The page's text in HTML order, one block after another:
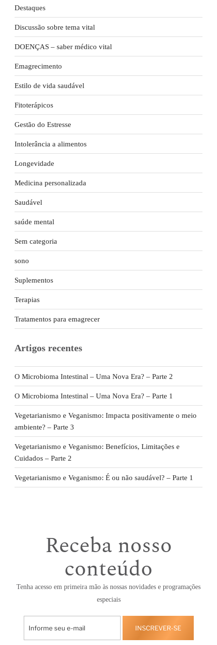
Destaques
Discussão sobre tema vital
DOENÇAS – saber médico vital
Emagrecimento
Estilo de vida saudável
Fitoterápicos
Gestão do Estresse
Intolerância a alimentos
Longevidade
Medicina personalizada
Saudável
saúde mental
Sem categoria
sono
Suplementos
Terapias
Tratamentos para emagrecer
Artigos recentes
O Microbioma Intestinal – Uma Nova Era? – Parte 2
O Microbioma Intestinal – Uma Nova Era? – Parte 1
Vegetarianismo e Veganismo: Impacta positivamente o meio
ambiente? – Parte 3
Vegetarianismo e Veganismo: Benefícios, Limitações e
Cuidados – Parte 2
Vegetarianismo e Veganismo: É ou não saudável? – Parte 1
Receba nosso
conteúdo
Tenha acesso em primeira mão às nossas novidades e programações
especiais
INSCREVER-SE